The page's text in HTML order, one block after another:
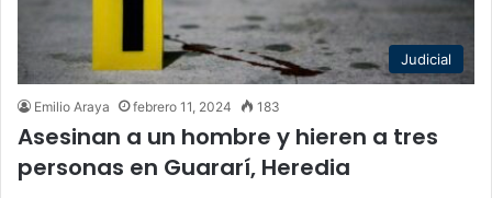
Judicial
Emilio Araya febrero 11, 2024 183
Asesinan a un hombre y hieren a tres
personas en Guararí, Heredia